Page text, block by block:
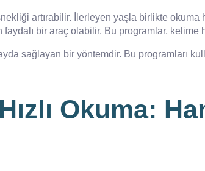
artırabilir. İlerleyen yaşla birlikte okuma
bir araç olabilir. Bu programlar,
sağlayan bir yöntemdir. Bu programları
Okuma: